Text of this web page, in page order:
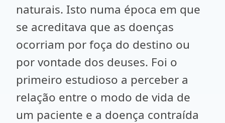
naturais. Isto numa época em que
se acreditava que as doenças
ocorriam por foça do destino ou
por vontade dos deuses. Foi o
primeiro estudioso a perceber a
relação entre o modo de vida de
um paciente e a doença contraída